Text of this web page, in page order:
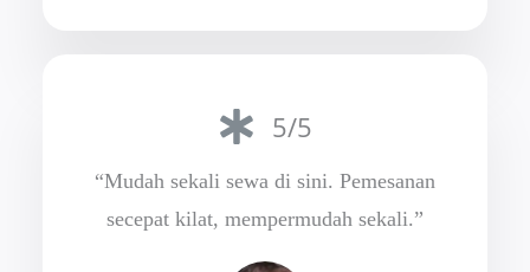
5/5
“Mudah sekali sewa di sini. Pemesanan
secepat kilat, mempermudah sekali.”